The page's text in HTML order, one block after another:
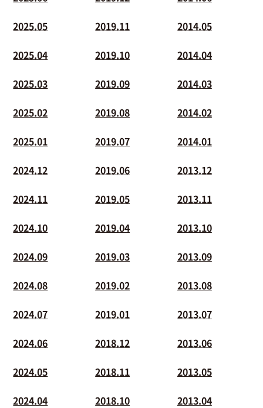
2025.05
2025.04
2025.03
2025.02
2025.01
2024.12
2024.11
2024.10
2024.09
2024.08
2024.07
2024.06
2024.05
2024.04
2019.11
2019.10
2019.09
2019.08
2019.07
2019.06
2019.05
2019.04
2019.03
2019.02
2019.01
2018.12
2018.11
2018.10
2014.05
2014.04
2014.03
2014.02
2014.01
2013.12
2013.11
2013.10
2013.09
2013.08
2013.07
2013.06
2013.05
2013.04